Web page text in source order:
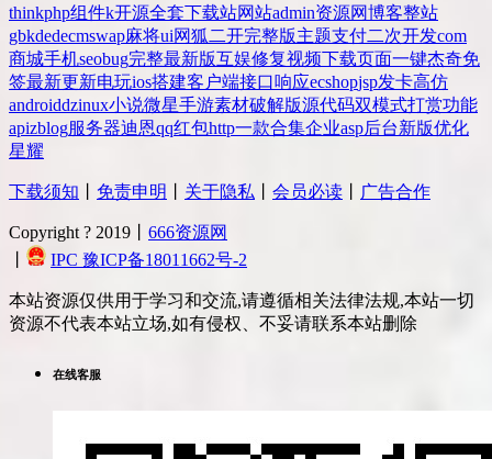
thinkphp组件k开源全套下载站网站admin资源网博客整站
gbkdedecmswap麻将ui网狐 二开完整版主题支付二次开发com
商城手机seobug完整最新版互娱修复视频下载页面一键杰奇免
签最新更新电玩ios搭建客户端接口响应ecshopjsp发卡高仿
androiddzinux小说微星手游素材破解版源代码双模式打赏功能
apizblog服务器迪恩qq红包http一款合集企业asp后台新版优化
星耀
下载须知 免责申明 关于隐私 会员必读 广告合作
Copyright ? 2019丨 666资源网
IPC 豫ICP备18011662号-2
本站资源仅供用于学习和交流,请遵循相关法律法规,本站一切
资源不代表本站立场,如有侵权、不妥请联系本站删除
在线客服